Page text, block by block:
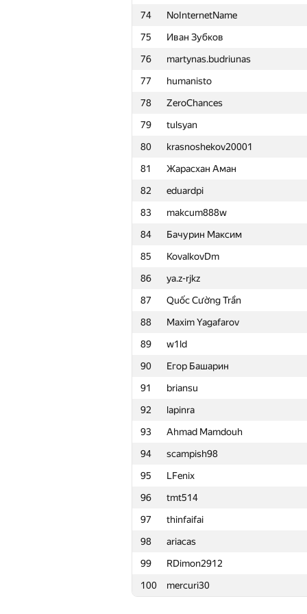
74
NoInternetName
75
Иван Зубков
76
martynas.budriunas
77
humanisto
78
ZeroChances
79
tulsyan
80
krasnoshekov20001
81
Жарасхан Аман
82
eduardpi
83
makcum888w
84
Бачурин Максим
85
KovalkovDm
86
ya.z-rjkz
87
Quốc Cường Trần
88
Maxim Yagafarov
89
w1ld
90
Егор Башарин
91
briansu
92
lapinra
93
Ahmad Mamdouh
94
scampish98
95
LFenix
96
tmt514
97
thinfaifai
98
ariacas
99
RDimon2912
100
mercuri30
51 eatmore
52
kunyavskiy
53
qwerty787788
54
Ilya
55
quailty
56
mitikgr
57
GyeongGeun Kim
58
a.shafiee
59
xbelonogov
60
yakrewedko
61
pperm86
62
ilyakor
63
IwanBurcev
64
antonpaliukh
65
Rohit Ranjan
66
yushkevichaleks
67
Michael Levin
68
Ne0n25
69
GeometryContest
70
nastasi-92
71
vntshh
72
ISmirn0ff
73
adilbek-dalabaev
74
NoInternetName
75
Иван Зубков
76
martynas.budriunas
77
humanisto